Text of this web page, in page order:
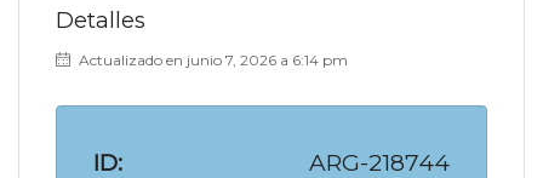
Detalles
Actualizado en junio 7, 2026 a 6:14 pm
ID:
ARG-218744